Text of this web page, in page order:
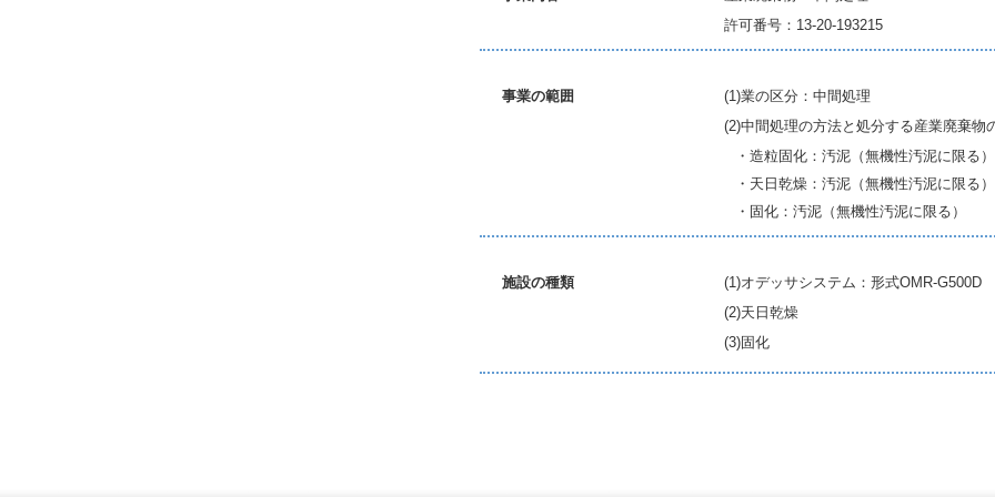
許可番号：13-20-193215
事業の範囲
(1)業の区分：中間処理
(2)中間処理の方法と処分する産業廃棄物
・造粒固化：汚泥（無機性汚泥に限る）
・天日乾燥：汚泥（無機性汚泥に限る）
・固化：汚泥（無機性汚泥に限る）
施設の種類
(1)オデッサシステム：形式OMR-G500D
(2)天日乾燥
(3)固化